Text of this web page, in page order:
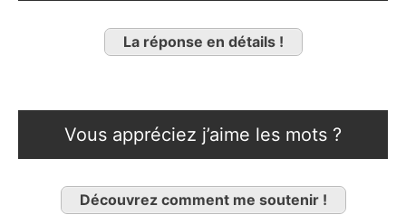
La réponse en détails !
Vous appréciez j’aime les mots ?
Découvrez comment me soutenir !